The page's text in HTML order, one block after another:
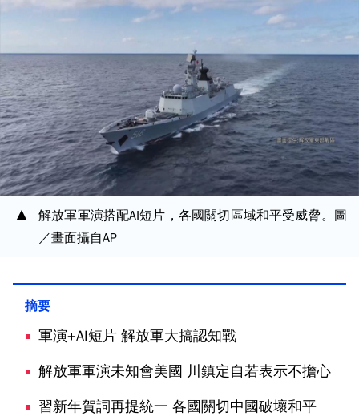
解放軍軍演搭配AI短片，各國關切區域和平受威脅。圖
／畫面攝自AP
軍演+AI短片 解放軍大搞認知戰
解放軍軍演未知會美國 川鎮定自若表示不擔心
習新年賀詞再提統一 各國關切中國破壞和平